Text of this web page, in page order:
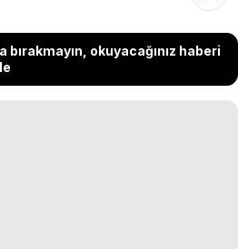
bırakmayın, okuyacağınız haberi